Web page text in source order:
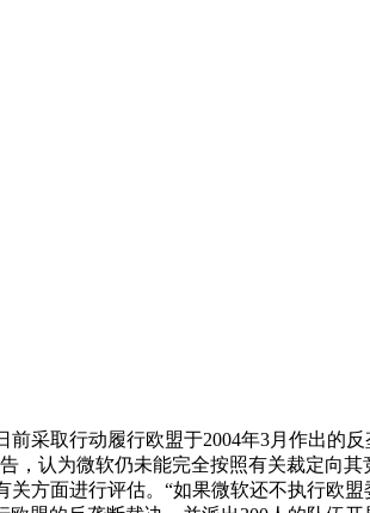
取行动履行欧盟于2004年3月作出的
，认为微软仍未能完全按照有关裁定向
方面进行评估。“如果微软还不执行欧